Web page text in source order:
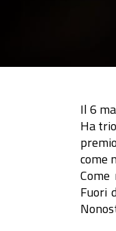
Il 6
Ha
come
Fuori